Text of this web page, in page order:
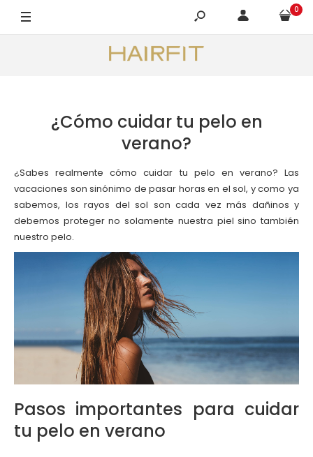
0
¿Cómo cuidar tu pelo en
verano?
¿Sabes realmente cómo cuidar tu pelo en verano? Las
vacaciones son sinónimo de pasar horas en el sol, y como ya
sabemos, los rayos del sol son cada vez más dañinos y
debemos proteger no solamente nuestra piel sino también
nuestro pelo.
Pasos importantes para cuidar
tu pelo en verano